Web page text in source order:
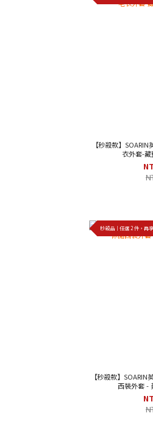
【秒殺款】
衣外套-
秒殺品｜任選 2 件，再享
【秒殺款】
西裝外套 -